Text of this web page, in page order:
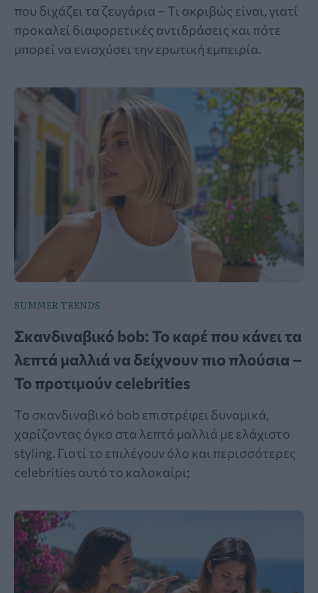
που διχάζει τα ζευγάρια – Τι ακριβώς είναι, γιατί
προκαλεί διαφορετικές αντιδράσεις και πότε
μπορεί να ενισχύσει την ερωτική εμπειρία.
SUMMER TRENDS
Σκανδιναβικό bob: Το καρέ που κάνει τα
λεπτά μαλλιά να δείχνουν πιο πλούσια –
Το προτιμούν celebrities
Το σκανδιναβικό bob επιστρέφει δυναμικά,
χαρίζοντας όγκο στα λεπτά μαλλιά με ελάχιστο
styling. Γιατί το επιλέγουν όλο και περισσότερες
celebrities αυτό το καλοκαίρι;